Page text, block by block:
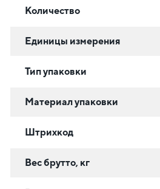
Количество
Единицы измерения
Тип упаковки
Материал упаковки
Штрихкод
Вес брутто, кг